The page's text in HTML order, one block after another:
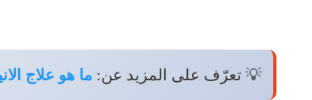
💡 تعرّف على المزيد عن: ما هو علاج